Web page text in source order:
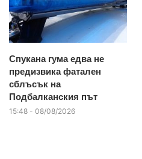
Спукана гума едва не
предизвика фатален
сблъсък на
Подбалканския път
15:48 - 08/08/2026